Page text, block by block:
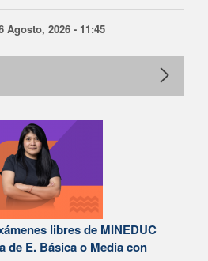
Agosto, 2026 - 11:45
libres de MINEDUC
de E. Básica o Media con